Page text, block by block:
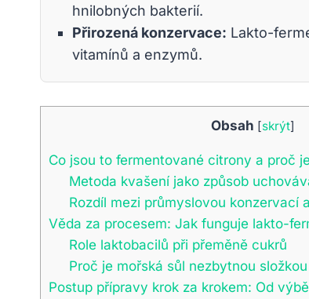
hnilobných bakterií.
Přirozená konzervace: Lakto-
vitamínů a enzymů.
Obsah [skrýt]
Co jsou to fermentované citrony a proč
Metoda kvašení jako způsob
Rozdíl mezi průmyslovou konzervací
Věda za procesem: Jak funguje lakto-
Role laktobacilů při přeměně cukrů
Proč je mořská sůl nezbytnou
Postup přípravy krok za krokem: Od